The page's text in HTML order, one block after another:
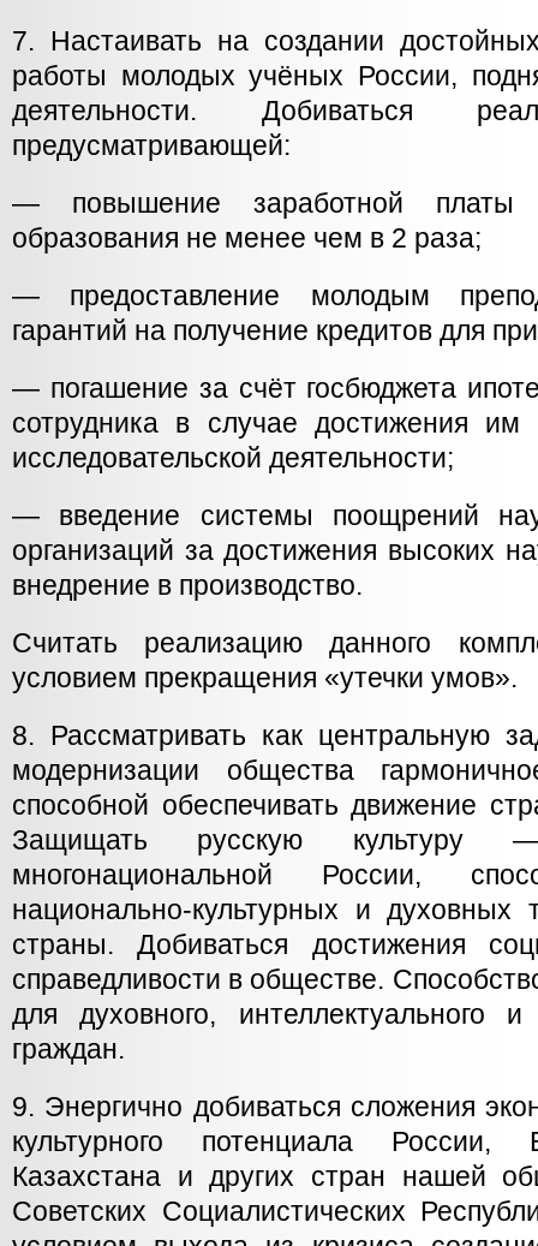
7. Настаивать на создании
работы молодых учёных России,
деятельности. Добиваться
предусматривающей:
— повышение заработной платы
образования не менее чем в 2 раза;
— предоставление молодым
гарантий на получение кредитов для
— погашение за счёт госбюджета
сотрудника в случае достижения им
исследовательской деятельности;
— введение системы поощрений
организаций за достижения высоких
внедрение в производство.
Считать реализацию данного
условием прекращения «утечки умов».
8. Рассматривать как центральную
модернизации общества
способной обеспечивать движение
Защищать русскую культуру
многонациональной России,
национально-культурных и духовных
страны. Добиваться достижения
справедливости в обществе.
для духовного, интеллектуального
граждан.
9. Энергично добиваться сложения
культурного потенциала России,
Казахстана и других стран нашей
Советских Социалистических